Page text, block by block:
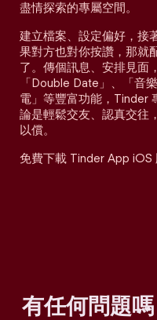
盡情探索的專屬空間。
建立檔案、設定偏好，接
果對方也對你按讚，那就
了。傳個訊息、安排見面
「Double Date」、「音
電」等豐富功能，Tinder
論是輕鬆交友、認真交往
以償。
免費下載 Tinder App iOS
有任何問題